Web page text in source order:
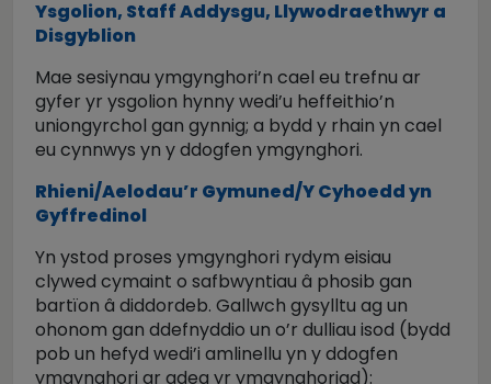
Ysgolion, Staff Addysgu, Llywodraethwyr a
Disgyblion
Mae sesiynau ymgynghori’n cael eu trefnu ar
gyfer yr ysgolion hynny wedi’u heffeithio’n
uniongyrchol gan gynnig; a bydd y rhain yn cael
eu cynnwys yn y ddogfen ymgynghori.
Rhieni/Aelodau’r Gymuned/Y Cyhoedd yn
Gyffredinol
Yn ystod proses ymgynghori rydym eisiau
clywed cymaint o safbwyntiau â phosib gan
bartïon â diddordeb. Gallwch gysylltu ag un
ohonom gan ddefnyddio un o’r dulliau isod (bydd
pob un hefyd wedi’i amlinellu yn y ddogfen
ymgynghori ar adeg yr ymgynghoriad):